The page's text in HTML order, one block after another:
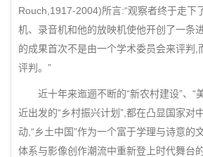
Rouch,1917-2004)所言:“观察者终于走下
机、录音机和他的放映机使他开创了一条
的成果首次不是由一个学术委员会来评判,
评判。”
近十年来迤逦不断的“新农村建设”、“
近出发的“乡村振兴计划”,都在凸显国家对
动,“乡土中国”作为一个富于学理与诗意的
体系与影像创作潮流中重新登上时代舞台